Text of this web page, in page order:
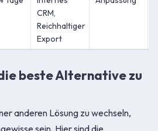
CRM,
Reichhaltiger
Export
beste Alternative zu
anderen Lösung zu wechseln,
sein. Hier sind die